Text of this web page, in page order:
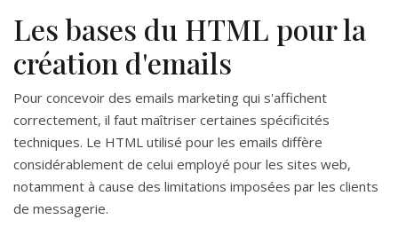
Les bases du HTML pour la
création d'emails
Pour concevoir des emails marketing qui s'affichent
correctement, il faut maîtriser certaines spécificités
techniques. Le HTML utilisé pour les emails diffère
considérablement de celui employé pour les sites web,
notamment à cause des limitations imposées par les clients
de messagerie.